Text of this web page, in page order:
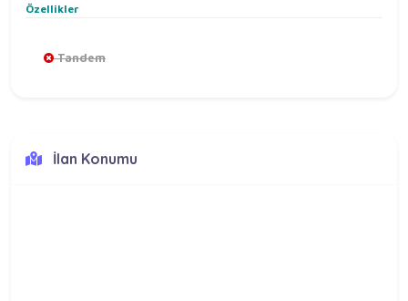
Özellikler
Tandem
İlan Konumu